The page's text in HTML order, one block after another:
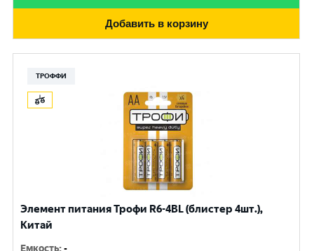
Добавить в корзину
ТРОФФИ
Элемент питания Трофи R6-4BL (блистер 4шт.),
Китай
Емкость:-